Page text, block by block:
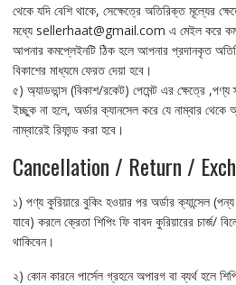
থেকে যদি বেশি থাকে, সেক্ষেত্রে অতিরিক্ত মূল্যের
মধ্যে sellerhaat@gmail.com এ মেইল করে
আপনার কমপ্লেইনটি ঠিক হলে আপনার প্রদানকৃত
বিকাশের মাধ্যমে ফেরত দেয়া হবে।
৫) অ্যাডভান্স (বিকাশ/রকেট) পেমেন্ট এর ক্ষেত্রে
ইচ্ছুক না হলে, অর্ডার ক্যানসেল করে যে নাম্বার থেকে
নাম্বারেই রিফান্ড করা হবে।
Cancellation / Return /
১) পণ্য কুরিয়ারে বুকিং হওয়ার পর অর্ডার ক্যান্সেল (পন্য
যাবে) করলে ক্রেতা শিপিং ফি বাবদ কুরিয়ারের চার্জ/
থাকিবেন।
২) কোন কারনে পার্সেল গ্রহনে অপারগ বা ব্যর্থ হলে